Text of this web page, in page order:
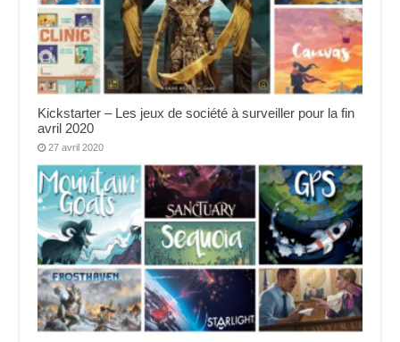
Kickstarter – Les jeux de société à surveiller pour la fin
avril 2020
27 avril 2020